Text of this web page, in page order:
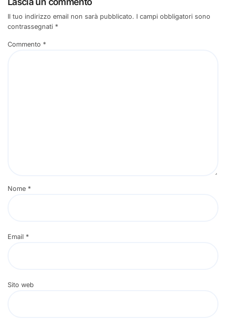
Il tuo indirizzo email non sarà pubblicato. I campi obbligatori sono
contrassegnati *
Commento *
Nome *
Email *
Sito web